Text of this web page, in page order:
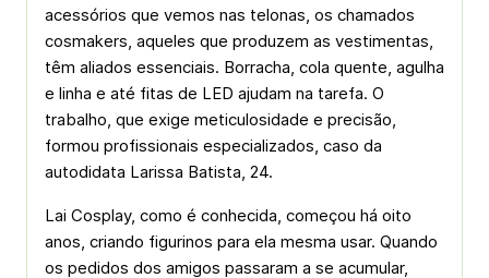
acessórios que vemos nas telonas, os chamados
cosmakers, aqueles que produzem as vestimentas,
têm aliados essenciais. Borracha, cola quente, agulha
e linha e até fitas de LED ajudam na tarefa. O
trabalho, que exige meticulosidade e precisão,
formou profissionais especializados, caso da
autodidata Larissa Batista, 24.
Lai Cosplay, como é conhecida, começou há oito
anos, criando figurinos para ela mesma usar. Quando
os pedidos dos amigos passaram a se acumular,